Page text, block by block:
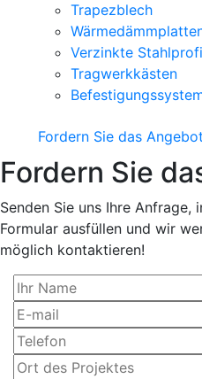
Trapezblech
Verzinkte
Tragwerkkästen
Fordern Sie das
Fordern Sie
Senden Sie uns Ihre Anfrage,
Formular ausfüllen und wir
möglich kontaktieren!